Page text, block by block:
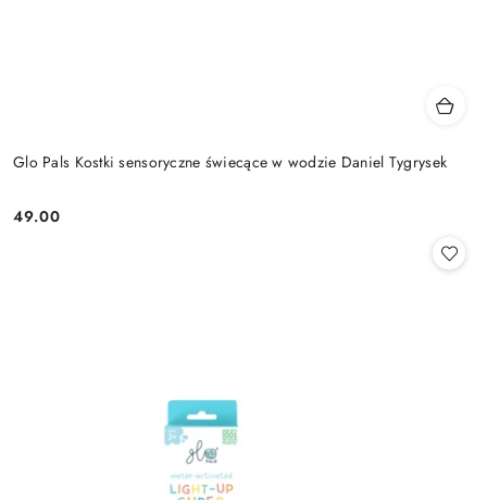
Glo Pals Kostki sensoryczne świecące w wodzie Daniel Tygrysek
Cena:
49.00